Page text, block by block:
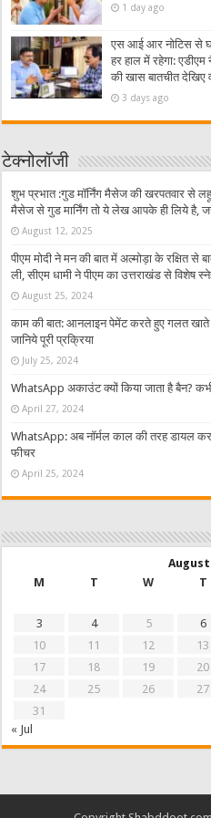
1 day ago
एस आई आर नोटिस से
हर हाल में रहेगा:
की खास बातचीत देखिए
3 days ago
टेक्नोलॉजी
शुभ प्रभात :गुड मॉर्निंग मैसेज की खरपतवार से
मैसेज से गुड मार्निंग तो ये लेख आपके ही लिये है,
August 12, 2025
पीएम मोदी ने मन की बात में अल्मोड़ा के रक्षित
ली, सीएम धामी ने पीएम का उत्तराखंड से विशेष
August 25, 2024
काम की बात: आनलाइन पेमेंट करते हुए गलत खाते
जानिये पूरी प्रक्रिया
July 25, 2024
WhatsApp अकाउंट क्यों किया जाता है बैन?
April 27, 2024
WhatsApp: अब नॉर्मल काल की तरह डायल
फीचर
April 25, 2024
August
M
T W T
3
4 5 6
10
11 12 13
17
18 19 20
24
25 26 27
31
« Jul